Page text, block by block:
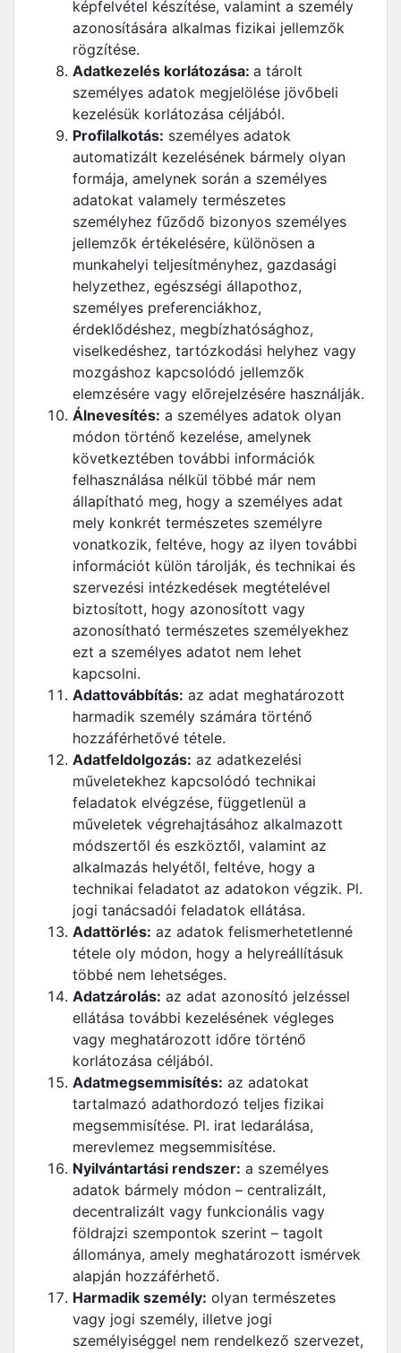
képfelvétel készítése, valamint a személy
azonosítására alkalmas fizikai jellemzők
rögzítése.
Adatkezelés korlátozása: a tárolt
személyes adatok megjelölése jövőbeli
kezelésük korlátozása céljából.
Profilalkotás: személyes adatok
automatizált kezelésének bármely olyan
formája, amelynek során a személyes
adatokat valamely természetes
személyhez fűződő bizonyos személyes
jellemzők értékelésére, különösen a
munkahelyi teljesítményhez, gazdasági
helyzethez, egészségi állapothoz,
személyes preferenciákhoz,
érdeklődéshez, megbízhatósághoz,
viselkedéshez, tartózkodási helyhez vagy
mozgáshoz kapcsolódó jellemzők
elemzésére vagy előrejelzésére használják.
Álnevesítés: a személyes adatok olyan
módon történő kezelése, amelynek
következtében további információk
felhasználása nélkül többé már nem
állapítható meg, hogy a személyes adat
mely konkrét természetes személyre
vonatkozik, feltéve, hogy az ilyen további
információt külön tárolják, és technikai és
szervezési intézkedések megtételével
biztosított, hogy azonosított vagy
azonosítható természetes személyekhez
ezt a személyes adatot nem lehet
kapcsolni.
Adattovábbítás: az adat meghatározott
harmadik személy számára történő
hozzáférhetővé tétele.
Adatfeldolgozás: az adatkezelési
műveletekhez kapcsolódó technikai
feladatok elvégzése, függetlenül a
műveletek végrehajtásához alkalmazott
módszertől és eszköztől, valamint az
alkalmazás helyétől, feltéve, hogy a
technikai feladatot az adatokon végzik. Pl.
jogi tanácsadói feladatok ellátása.
Adattörlés: az adatok felismerhetetlenné
tétele oly módon, hogy a helyreállításuk
többé nem lehetséges.
Adatzárolás: az adat azonosító jelzéssel
ellátása további kezelésének végleges
vagy meghatározott időre történő
korlátozása céljából.
Adatmegsemmisítés: az adatokat
tartalmazó adathordozó teljes fizikai
megsemmisítése. Pl. irat ledarálása,
merevlemez megsemmisítése.
Nyilvántartási rendszer: a személyes
adatok bármely módon – centralizált,
decentralizált vagy funkcionális vagy
földrajzi szempontok szerint – tagolt
állománya, amely meghatározott ismérvek
alapján hozzáférhető.
Harmadik személy: olyan természetes
vagy jogi személy, illetve jogi
személyiséggel nem rendelkező szervezet,